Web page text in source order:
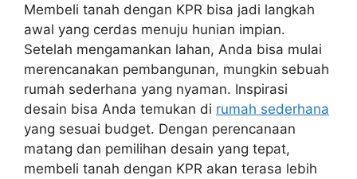
Membeli tanah dengan KPR bisa jadi langkah
awal yang cerdas menuju hunian impian.
Setelah mengamankan lahan, Anda bisa mulai
merencanakan pembangunan, mungkin sebuah
rumah sederhana yang nyaman. Inspirasi
desain bisa Anda temukan di rumah sederhana
yang sesuai budget. Dengan perencanaan
matang dan pemilihan desain yang tepat,
membeli tanah dengan KPR akan terasa lebih